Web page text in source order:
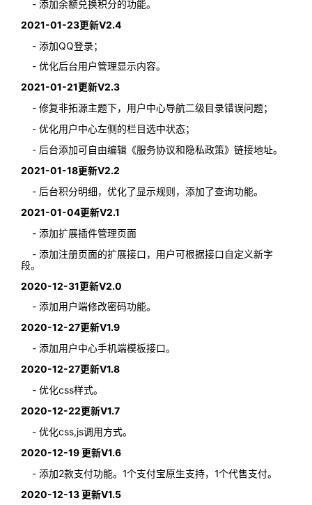
- 添加余额兑换积分的功能。
2021-01-23更新V2.4
- 添加QQ登录；
- 优化后台用户管理显示内容。
2021-01-21更新V2.3
- 修复非拓源主题下，用户中心导航二级目录错误问题；
- 优化用户中心左侧的栏目选中状态；
- 后台添加可自由编辑《服务协议和隐私政策》链接地址。
2021-01-18更新V2.2
- 后台积分明细，优化了显示规则，添加了查询功能。
2021-01-04更新V2.1
- 添加扩展插件管理页面
- 添加注册页面的扩展接口，用户可根据接口自定义新字
段。
2020-12-31更新V2.0
- 添加用户端修改密码功能。
2020-12-27更新V1.9
- 添加用户中心手机端模板接口。
2020-12-27更新V1.8
- 优化css样式。
2020-12-22更新V1.7
- 优化css,js调用方式。
2020-12-19 更新V1.6
- 添加2款支付功能。1个支付宝原生支持，1个代售支付。
2020-12-13 更新V1.5